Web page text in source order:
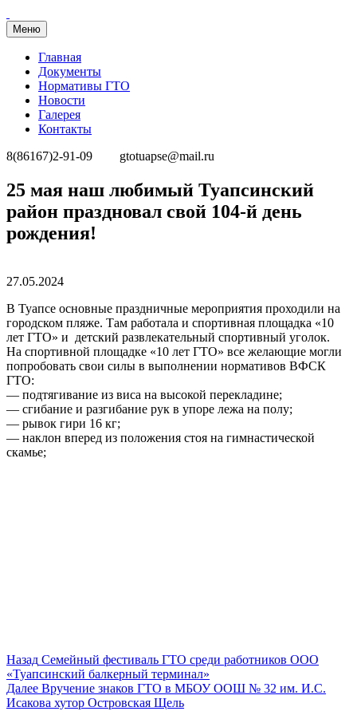
Меню
Главная
Документы
Нормативы ГТО
Новости
Галерея
Контакты
8(86167)2-91-09
gtotuapse@mail.ru
Перейти
к
содержимому
25 мая наш любимый Туапсинский
район праздновал свой 104-й день
рождения!
Опубликовано
27.05.2024
В Туапсе основные праздничные мероприятия проходили на
городском пляже. Там работала и спортивная площадка «10
лет ГТО» и детский развлекательный спортивный уголок.
На спортивной площадке «10 лет ГТО» все желающие могли
попробовать свои силы в выполнении нормативов ВФСК
ГТО:
— подтягивание из виса на высокой перекладине;
— сгибание и разгибание рук в упоре лежа на полу;
— рывок гири 16 кг;
— наклон вперед из положения стоя на гимнастической
скамье;
Навигация
по
записям
Назад Предыдущая
запись:
Семейный фестиваль ГТО среди работников ООО
«Туапсинский балкерный терминал»
Далее Следующая
запись:
Вручение знаков ГТО в МБОУ ООШ № 32 им. И.С.
Исакова хутор Островская Щель